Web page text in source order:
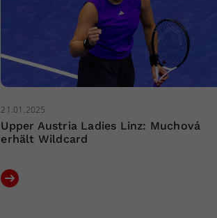
21.01.2025
Upper Austria Ladies Linz: Muchová
erhält Wildcard